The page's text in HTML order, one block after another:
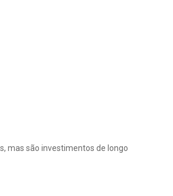
mas são investimentos de longo